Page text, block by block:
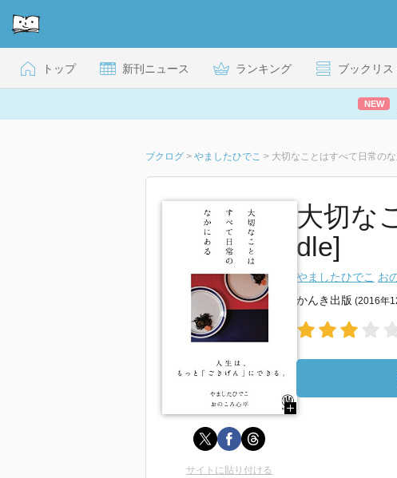
トップ 新刊ニュース ランキング ブックリス
NEW
ブクログ > やましたひでこ > 大切なことはすべて日常の
大切な
dle]
やましたひでこ お
かんき出版 (2016年
サイトに貼り付ける